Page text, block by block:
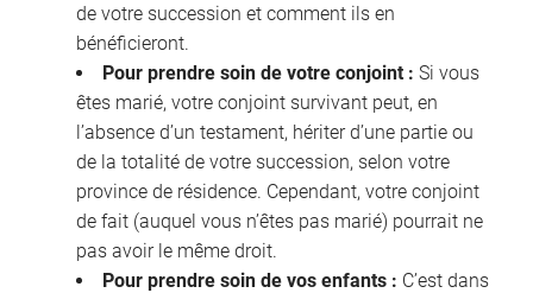
de votre succession et comment ils en
bénéficieront.
Pour prendre soin de votre conjoint : Si vous
êtes marié, votre conjoint survivant peut, en
l’absence d’un testament, hériter d’une partie ou
de la totalité de votre succession, selon votre
province de résidence. Cependant, votre conjoint
de fait (auquel vous n’êtes pas marié) pourrait ne
pas avoir le même droit.
Pour prendre soin de vos enfants : C’est dans